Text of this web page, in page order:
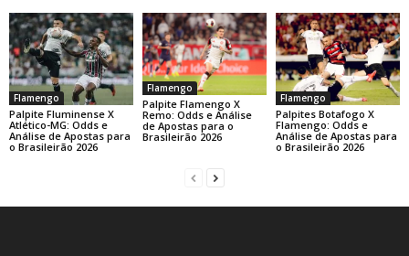
Flamengo
Palpite Fluminense X
Atlético-MG: Odds e
Análise de Apostas para
o Brasileirão 2026
Flamengo
Palpite Flamengo X
Remo: Odds e Análise
de Apostas para o
Brasileirão 2026
Flamengo
Palpites Botafogo X
Flamengo: Odds e
Análise de Apostas para
o Brasileirão 2026